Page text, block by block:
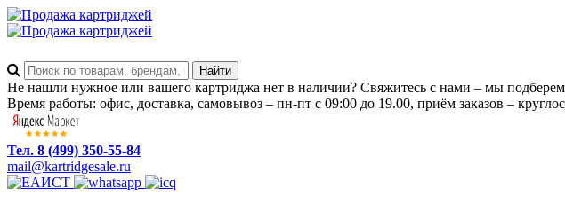
Не нашли нужное или вашего картриджа нет в наличии? Свяжитесь с нами – мы
Время работы: офис, доставка, самовывоз – пн-пт с 09:00 до 19.00, приём заказов –
Тел. 8 (499) 350-55-84
mail@kartridgesale.ru